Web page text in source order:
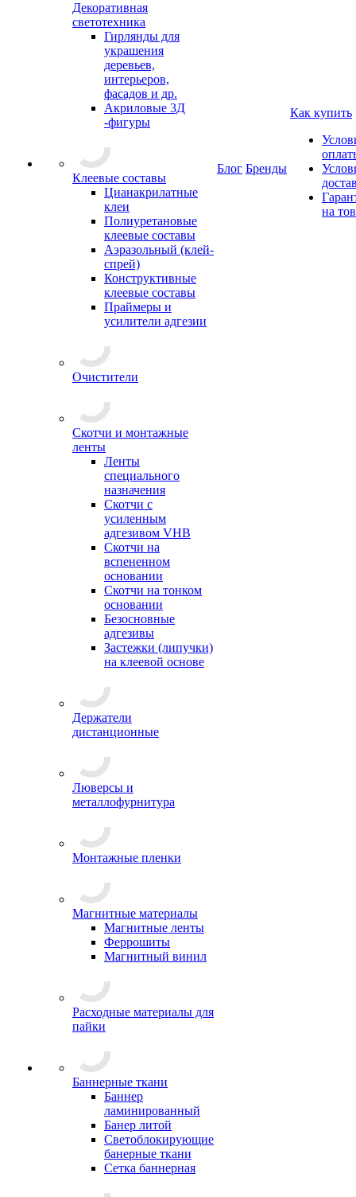
Декоративная
светотехника
Гирлянды для
украшения
деревьев,
интерьеров,
фасадов и др.
Акриловые 3Д
-фигуры
Клеевые составы
Цианакрилатные
клеи
Полиуретановые
клеевые составы
Аэразольный (клей-
спрей)
Конструктивные
клеевые составы
Праймеры и
усилители адгезии
Очистители
Скотчи и монтажные
ленты
Ленты
специального
назначения
Скотчи с
усиленным
адгезивом VHB
Скотчи на
вспененном
основании
Скотчи на тонком
основании
Безосновные
адгезивы
Застежки (липучки)
на клеевой основе
Держатели
дистанционные
Люверсы и
металлофурнитура
Монтажные пленки
Магнитные материалы
Магнитные ленты
Феррошиты
Магнитный винил
Расходные материалы для
пайки
Баннерные ткани
Баннер
ламинированный
Банер литой
Светоблокирующие
банерные ткани
Сетка баннерная
Блог Бренды
Как купить
на